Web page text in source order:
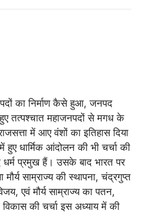
का निर्माण कैसे हुआ, जनपद
तत्पश्चात महाजनपदों से मगध के
में आए वंशों का इतिहास दिया
हुए धार्मिक आंदोलन की भी चर्चा की
धर्म प्रमुख हैं। उसके बाद भारत पर
साम्राज्य की स्थापना, चंद्रगुप्त
एवं मौर्य साम्राज्य का पतन,
विकास की चर्चा इस अध्याय में की